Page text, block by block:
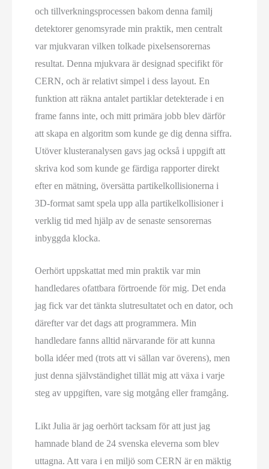
och tillverkningsprocessen bakom denna familj
detektorer genomsyrade min praktik, men centralt
var mjukvaran vilken tolkade pixelsensorernas
resultat. Denna mjukvara är designad specifikt för
CERN, och är relativt simpel i dess layout. En
funktion att räkna antalet partiklar detekterade i en
frame fanns inte, och mitt primära jobb blev därför
att skapa en algoritm som kunde ge dig denna siffra.
Utöver klusteranalysen gavs jag också i uppgift att
skriva kod som kunde ge färdiga rapporter direkt
efter en mätning, översätta partikelkollisionerna i
3D-format samt spela upp alla partikelkollisioner i
verklig tid med hjälp av de senaste sensorernas
inbyggda klocka.
Oerhört uppskattat med min praktik var min
handledares ofattbara förtroende för mig. Det enda
jag fick var det tänkta slutresultatet och en dator, och
därefter var det dags att programmera. Min
handledare fanns alltid närvarande för att kunna
bolla idéer med (trots att vi sällan var överens), men
just denna självständighet tillät mig att växa i varje
steg av uppgiften, vare sig motgång eller framgång.
Likt Julia är jag oerhört tacksam för att just jag
hamnade bland de 24 svenska eleverna som blev
uttagna. Att vara i en miljö som CERN är en mäktig